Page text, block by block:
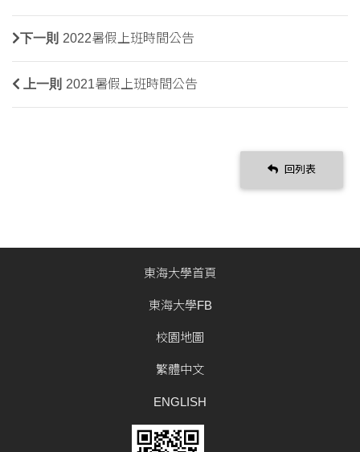
下一則 2022暑假上班時間公告
上一則 2021暑假上班時間公告
回列表
東海大學首頁
東海大學FB
校園地圖
繁體中文
ENGLISH